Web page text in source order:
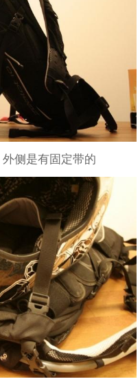
侧是有固定带的